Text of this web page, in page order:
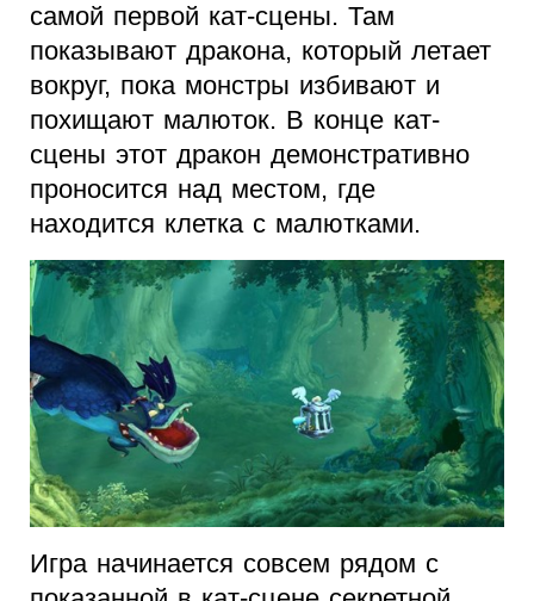
самой первой кат-сцены. Там
показывают дракона, который летает
вокруг, пока монстры избивают и
похищают малюток. В конце кат-
сцены этот дракон демонстративно
проносится над местом, где
находится клетка с малютками.
Игра начинается совсем рядом с